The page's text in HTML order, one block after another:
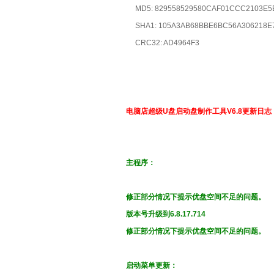
MD5:
SHA1:
CRC32: AD4964F3
电脑店超级U盘启动盘制作工具V6.8更新日志
主程序：
修正部分情况下提示优盘空间不足的问题。
版本号升级到6.8.17.714
修正部分情况下提示优盘空间不足的问题。
启动菜单更新：